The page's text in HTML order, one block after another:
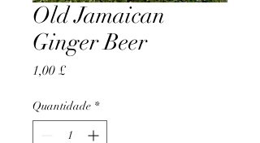
Old Jamaican
Ginger Beer
1,00 £Preço
Quantidade *